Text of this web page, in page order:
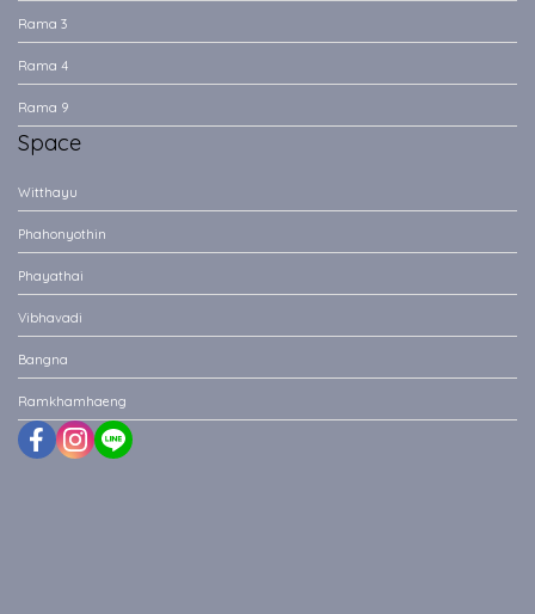
Rama 3
Rama 4
Rama 9
Space
Witthayu
Phahonyothin
Phayathai
Vibhavadi
Bangna
Ramkhamhaeng